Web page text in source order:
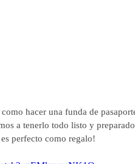
hacer una funda de
a tenerlo todo listo y
perfecto como regalo!